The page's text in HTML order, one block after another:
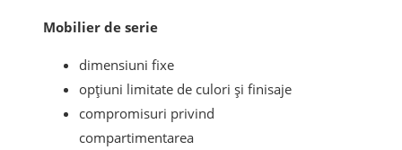
Mobilier de serie
dimensiuni fixe
opțiuni limitate de culori și finisaje
compromisuri privind
compartimentarea